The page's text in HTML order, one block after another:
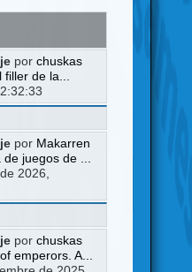
por chuskas
de la...
por Makarren
juegos de ...
2026,
por chuskas
emperors. A...